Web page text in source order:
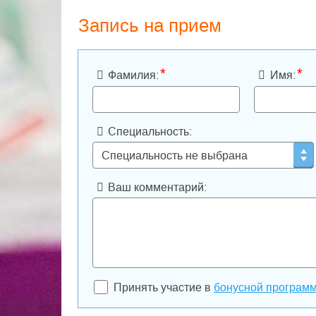
Запись на прием
Фамилия:* Имя:*
Специальность:
Ваш комментарий:
Принять участие в бонусной